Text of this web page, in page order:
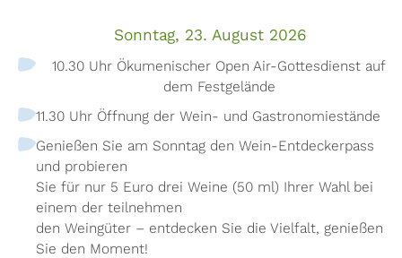
Sonntag, 23. August 2026
10.30 Uhr Ökumenischer Open Air-Gottesdienst auf
dem Festgelände
11.30 Uhr Öffnung der Wein- und Gastronomiestände
Genießen Sie am Sonntag den Wein-Entdeckerpass
und probieren
Sie für nur 5 Euro drei Weine (50 ml) Ihrer Wahl bei
einem der teilnehmen
den Weingüter – entdecken Sie die Vielfalt, genießen
Sie den Moment!